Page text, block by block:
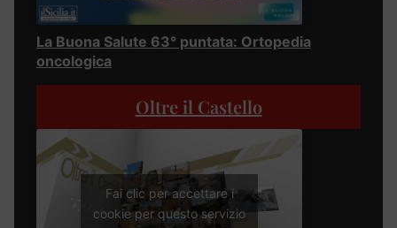
La Buona Salute 63° puntata: Ortopedia
oncologica
Oltre il Castello
Fai clic per accettare i
cookie per questo servizio